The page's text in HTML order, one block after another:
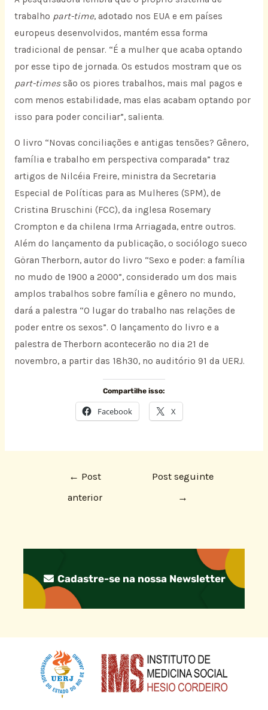
trabalho part-time, adotado nos EUA e em países
europeus desenvolvidos, mantém essa forma
tradicional de pensar. “É a mulher que acaba optando
por esse tipo de jornada. Os estudos mostram que os
part-timessão os piores trabalhos, mais mal pagos e
com menos estabilidade, mas elas acabam optando por
isso para poder conciliar”, salienta.
O livro “Novas conciliações e antigas tensões? Gênero,
família e trabalho em perspectiva comparada” traz
artigos de Nilcéia Freire, ministra da Secretaria
Especial de Políticas para as Mulheres (SPM), de
Cristina Bruschini (FCC), da inglesa Rosemary
Crompton e da chilena Irma Arriagada, entre outros.
Além do lançamento da publicação, o sociólogo sueco
Göran Therborn, autor do livro “Sexo e poder: a família
no mudo de 1900 a 2000”, considerado um dos mais
amplos trabalhos sobre família e gênero no mundo,
dará a palestra “O lugar do trabalho nas relações de
poder entre os sexos”. O lançamento do livro e a
palestra de Therborn acontecerão no dia 21 de
novembro, a partir das 18h30, no auditório 91 da UERJ.
Compartilhe isso:
Facebook X
← Post
anterior
Post seguinte
→
Cadastre-se na nossa Newsletter